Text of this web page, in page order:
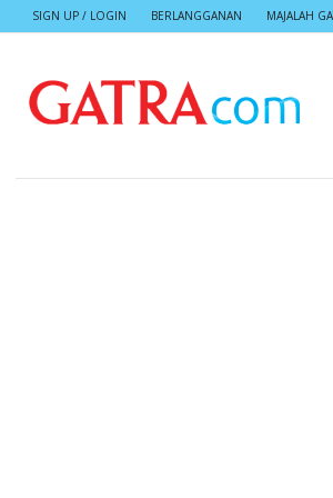
SIGN UP / LOGIN BERLANGGANAN MAJALAH